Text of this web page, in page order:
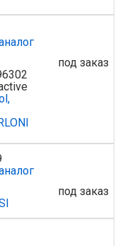
под заказ
под заказ